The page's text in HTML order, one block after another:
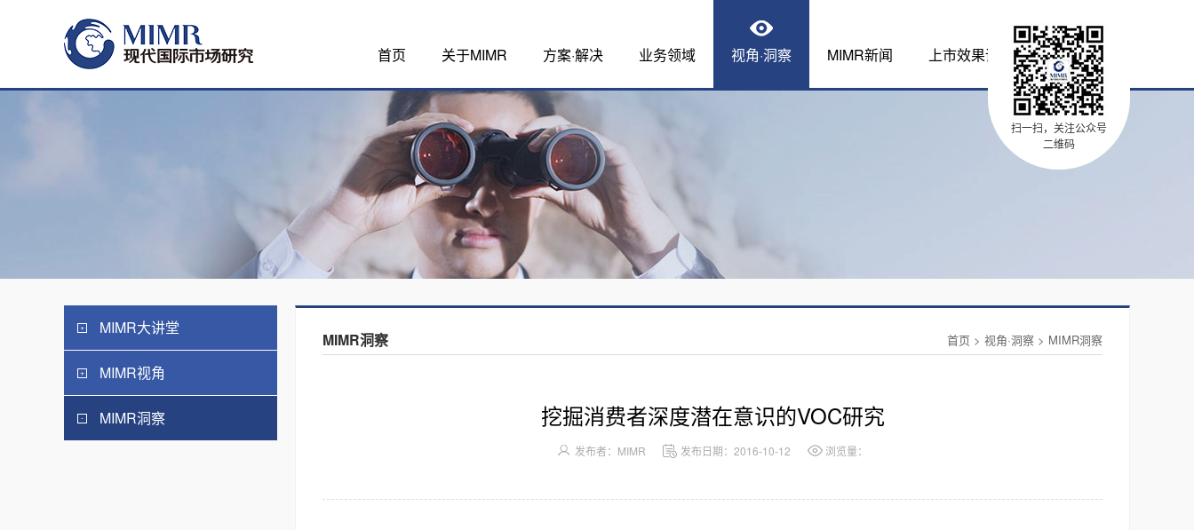
首页 关于MIMR 方案·解决 业务领域 视角·洞察 MIMR新闻 上市效果评估体系
扫一扫，关注公众号
二维码
MIMR大讲堂
MIMR视角
MIMR洞察
MIMR洞察 首页 > 视角·洞察 > MIMR洞察
挖掘消费者深度潜在意识的VOC研究
发布者：MIMR 发布日期：2016-10-12 浏览量：